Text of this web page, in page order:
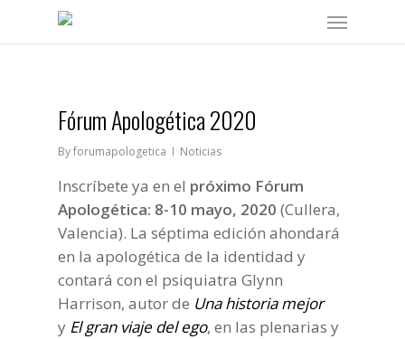
Menu
Fórum Apologética 2020
Byforumapologetica Noticias
Inscríbete ya en el próximo Fórum
Apologética: 8-10 mayo, 2020 (Cullera,
Valencia). La séptima edición ahondará
en la apologética de la identidad y
contará con el psiquiatra Glynn
Harrison, autor de Una historia mejor
y El gran viaje del ego, en las plenarias y